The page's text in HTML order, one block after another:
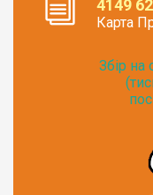
4149
Карта
Збір